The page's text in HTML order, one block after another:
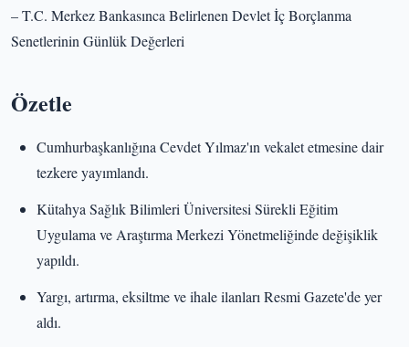
– T.C. Merkez Bankasınca Belirlenen Devlet İç Borçlanma
Senetlerinin Günlük Değerleri
Özetle
Cumhurbaşkanlığına Cevdet Yılmaz'ın vekalet etmesine dair
tezkere yayımlandı.
Kütahya Sağlık Bilimleri Üniversitesi Sürekli Eğitim
Uygulama ve Araştırma Merkezi Yönetmeliğinde değişiklik
yapıldı.
Yargı, artırma, eksiltme ve ihale ilanları Resmi Gazete'de yer
aldı.